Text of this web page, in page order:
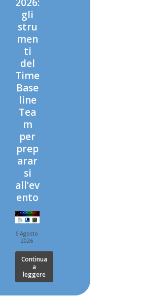
gli
stru
men
ti
del
Time
Base
line
Tea
m
per
prep
arar
si
all’ev
ento
6 Agosto
2026
Continua
a
leggere